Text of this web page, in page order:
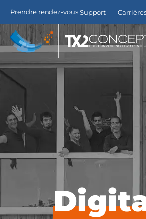
Prendre rendez-vousSupport Carrières